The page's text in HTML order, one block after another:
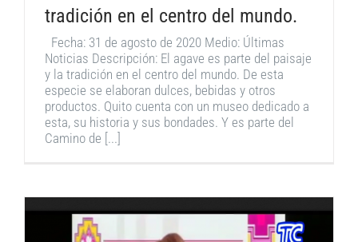
tradición en el centro del mundo.
Fecha: 31 de agosto de 2020 Medio: Últimas
Noticias Descripción: El agave es parte del paisaje
y la tradición en el centro del mundo. De esta
especie se elaboran dulces, bebidas y otros
productos. Quito cuenta con un museo dedicado a
esta, su historia y sus bondades. Y es parte del
Camino de [...]